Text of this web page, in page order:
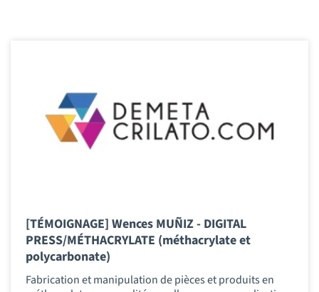
[TÉMOIGNAGE] Wences MUÑIZ - DIGITAL
PRESS/MÉTHACRYLATE (méthacrylate et
polycarbonate)
Fabrication et manipulation de pièces et produits en